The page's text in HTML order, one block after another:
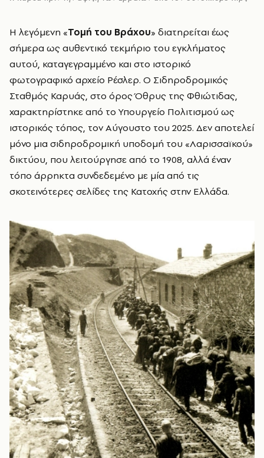
Η λεγόμενη «Τομή του Βράχου» διατηρείται έως
σήμερα ως αυθεντικό τεκμήριο του εγκλήματος
αυτού, καταγεγραμμένο και στο ιστορικό
φωτογραφικό αρχείο Ρέσλερ. Ο Σιδηροδρομικός
Σταθμός Καρυάς, στο όρος Όθρυς της Φθιώτιδας,
χαρακτηρίστηκε από το Υπουργείο Πολιτισμού ως
ιστορικός τόπος, τον Αύγουστο του 2025. Δεν αποτελεί
μόνο μια σιδηροδρομική υποδομή του «Λαρισσαϊκού»
δικτύου, που λειτούργησε από το 1908, αλλά έναν
τόπο άρρηκτα συνδεδεμένο με μία από τις
σκοτεινότερες σελίδες της Κατοχής στην Ελλάδα.